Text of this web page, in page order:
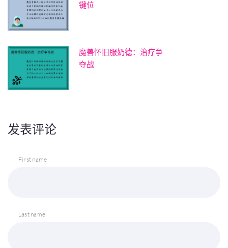
键位
魔兽怀旧服奶德：治疗争
夺战
发表评论
First name
Last name